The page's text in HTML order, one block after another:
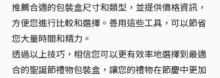
推薦合適的包裝盒尺寸和類型，並提供價格資訊，
方便您進行比較和選擇。善用這些工具，可以節省
您大量時間和精力。
透過以上技巧，相信您可以更有效率地選擇到最適
合的聖誕節禮物包裝盒，讓您的禮物在節慶中更加